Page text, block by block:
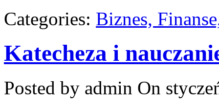
Categories: Biznes,
Katecheza i
Posted by admin On